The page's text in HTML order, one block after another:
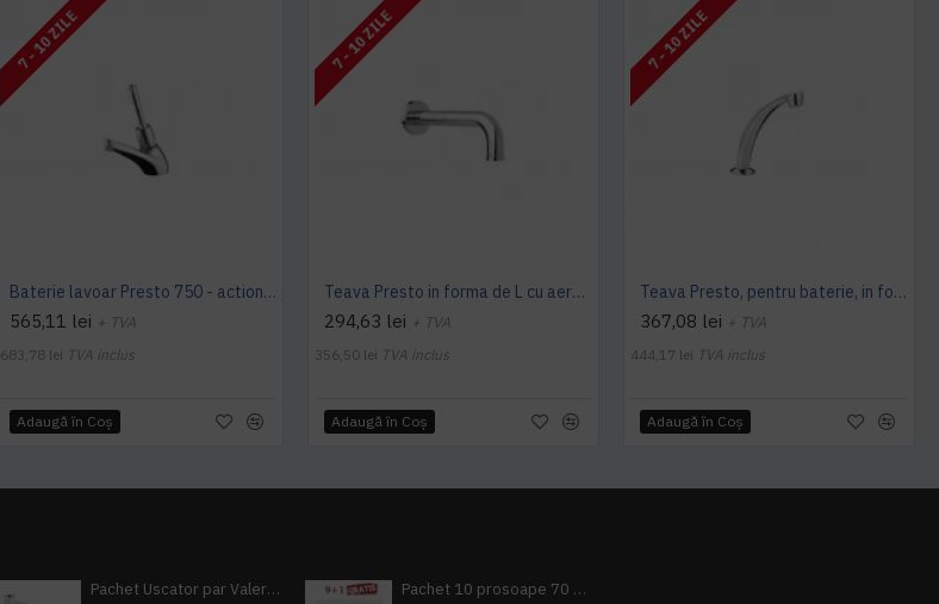
7 - 10 ZILE
Baterie lavoar Presto 750 - actionare cu cotul, Presto
565,11 lei + TVA
683,78 lei TVA inclus
Adaugă în Coş
7 - 10 ZILE
Teava Presto in forma de L cu aerator si rozeta de prindere, Presto
294,63 lei + TVA
356,50 lei TVA inclus
Adaugă în Coş
7 - 10 ZILE
Teava Presto, pentru baterie, in forma de arc de cerc cu aerator si rozeta de prindere, Presto
367,08 lei + TVA
444,17 lei TVA inclus
Adaugă în Coş
Pachet Uscator par Valera Action Super Plus + GRATUIT Sampon si gel de dus Tork Pachet 10 prosoape 70 x 140cm 9 + 1 gratuit